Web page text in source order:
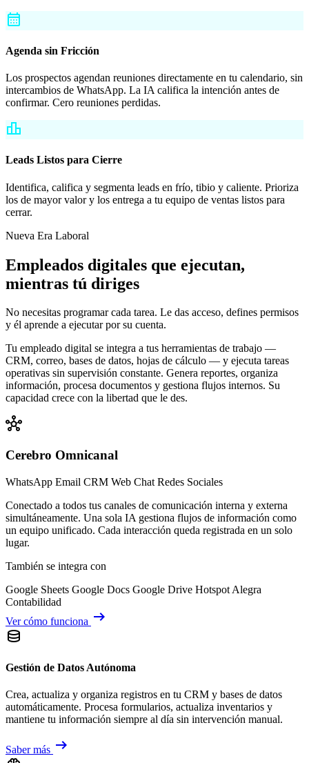
calendar_month
Agenda sin Fricción
Los prospectos agendan reuniones directamente en tu calendario, sin
intercambios de WhatsApp. La IA califica la intención antes de
confirmar. Cero reuniones perdidas.
leaderboard
Leads Listos para Cierre
Identifica, califica y segmenta leads en frío, tibio y caliente. Prioriza
los de mayor valor y los entrega a tu equipo de ventas listos para
cerrar.
Nueva Era Laboral
Empleados digitales que ejecutan,
mientras tú diriges
No necesitas programar cada tarea. Le das acceso, defines permisos
y él aprende a ejecutar por su cuenta.
Tu empleado digital se integra a tus herramientas de trabajo —
CRM, correo, bases de datos, hojas de cálculo — y ejecuta tareas
operativas sin supervisión constante. Genera reportes, organiza
información, procesa documentos y gestiona flujos internos. Su
capacidad crece con la libertad que le des.
hub
Cerebro Omnicanal
WhatsApp Email CRM Web Chat Redes Sociales
Conectado a todos tus canales de comunicación interna y externa
simultáneamente. Una sola IA gestiona flujos de información como
un equipo unificado. Cada interacción queda registrada en un solo
lugar.
También se integra con
Google Sheets Google Docs Google Drive Hotspot Alegra
Contabilidad
Ver cómo funciona arrow_right_alt
database
Gestión de Datos Autónoma
Crea, actualiza y organiza registros en tu CRM y bases de datos
automáticamente. Procesa formularios, actualiza inventarios y
mantiene tu información siempre al día sin intervención manual.
Saber más arrow_right_alt